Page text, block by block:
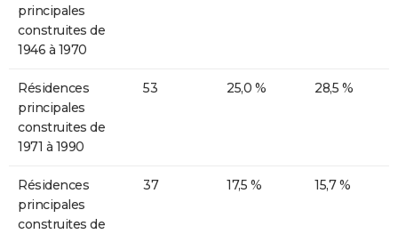
principales
construites de
1946 à 1970
Résidences
principales
construites de
1971 à 1990
53 25,0 % 28,5 %
Résidences
principales
construites de
37 17,5 % 15,7 %